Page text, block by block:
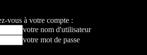
vous à votre compte :
votre nom d'utilisateur
votre mot de passe